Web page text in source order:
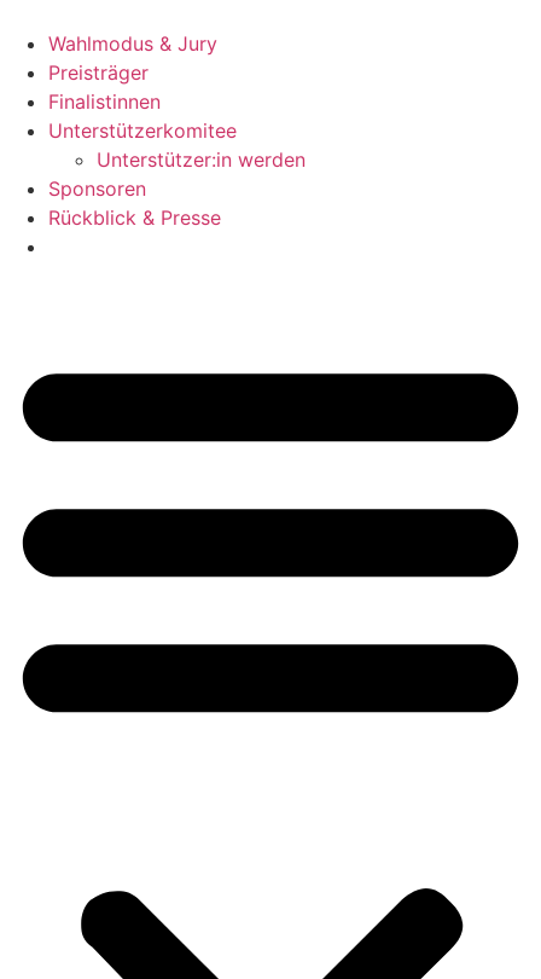
Inhalt
wechseln
Wahlmodus & Jury
Preisträger
Finalistinnen
Unterstützerkomitee
Unterstützer:in werden
Sponsoren
Rückblick & Presse